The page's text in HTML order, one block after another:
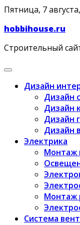
Skip
content
Пятница, 7
hobbihouse.ru
Строительный
Дизайн
Дизайн
Дизайн
Дизайн
Дизайн
Электрика
Монтаж
Монтаж
Система